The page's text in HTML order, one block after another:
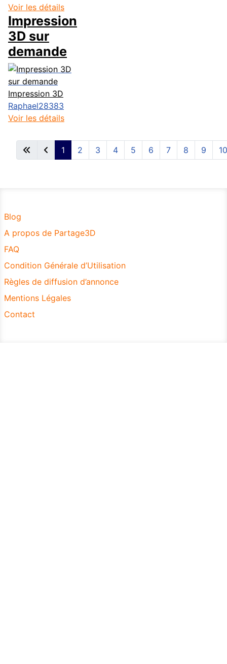
Voir les détails
Impression
3D sur
demande
Impression 3D
Raphael28383
Voir les détails
1 2 3 4 5 6 7 8 9 10
Blog
A propos de Partage3D
FAQ
Condition Générale d’Utilisation
Règles de diffusion d’annonce
Mentions Légales
Contact